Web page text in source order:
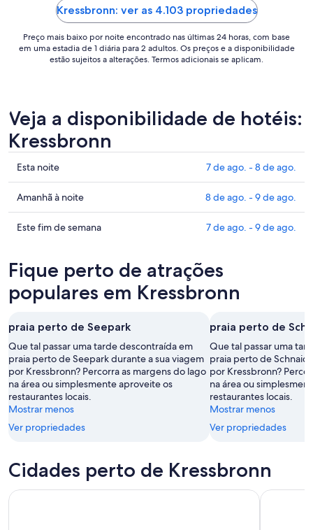
a
17
de
ago..
Esperava mais ..."
Kressbronn: ver as 4.103 propriedades
Preço mais baixo por noite encontrado nas últimas 24 horas, com base
em uma estadia de 1 diária para 2 adultos. Os preços e a disponibilidade
estão sujeitos a alterações. Termos adicionais se aplicam.
Veja a disponibilidade de hotéis:
Kressbronn
Confira
os
preços
em
Kressbronn
noite,
de
-
8
de
ago.
Esta noite 7 de ago. - 8 de ago.
Confira
os
preços
para
amanhã
à
8
de
ago.
-
9
de
ago.
Amanhã à noite 8 de ago. - 9 de ago.
Confira
em
Kressbronn
para
fim
de
semana,
7
de
ago.
9
ago.
Este fim de semana 7 de ago. - 9 de ago.
Fique perto de atrações
populares em Kressbronn
praia perto de Seepark
Que tal passar uma tarde descontraída em
praia perto de Seepark durante a sua viagem
por Kressbronn? Percorra as margens do lago
na área ou simplesmente aproveite os
restaurantes locais.
Mostrar menos
Ver propriedades
praia perto de
Que tal passar uma
praia perto de
por Kressbronn?
na área ou
restaurantes locais.
Mostrar menos
Ver propriedades
Cidades perto de Kressbronn